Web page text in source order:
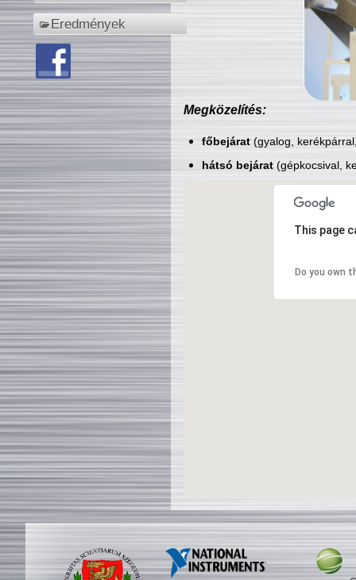
Eredmények
Megközelítés:
főbejárat(gyalog,
hátsó bejárat(gépkocsival,
This page
Do you own